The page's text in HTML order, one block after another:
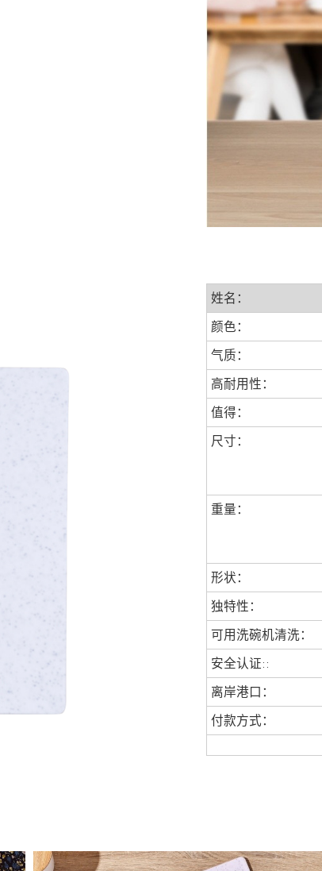
姓名：
颜色：
气质：
高耐用性：
值得：
尺寸：
重量：
形状：
独特性：
可用洗碗机清洗：
安全认证::
离岸港口：
付款方式：